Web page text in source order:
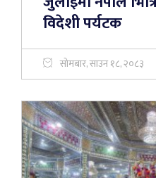
विदेशी पर्यटक
सोमबार, साउन १८, २०८३